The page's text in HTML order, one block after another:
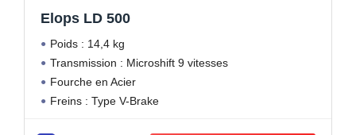
Elops LD 500
Poids : 14,4 kg
Transmission : Microshift 9 vitesses
Fourche en Acier
Freins : Type V-Brake